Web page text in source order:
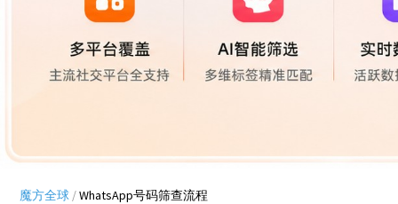
魔方全球/WhatsApp号码筛查流程